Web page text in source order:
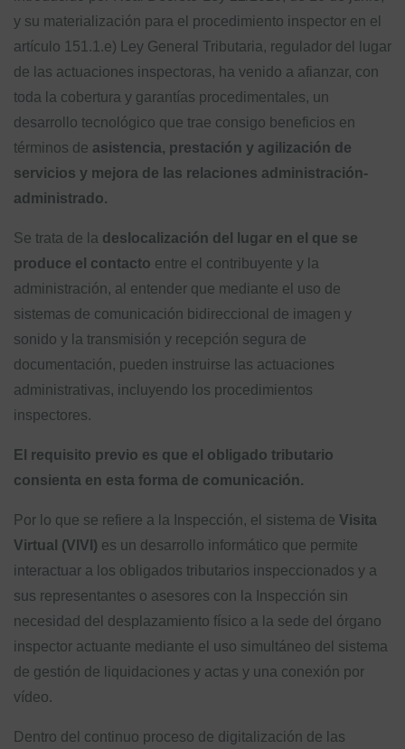
y su materialización para el procedimiento inspector en el
artículo 151.1.e) Ley General Tributaria, regulador del lugar
de las actuaciones inspectoras, ha venido a afianzar, con
toda la cobertura y garantías procedimentales, un
desarrollo tecnológico que trae consigo beneficios en
términos de asistencia, prestación y agilización de
servicios y mejora de las relaciones administración-
administrado.
Se trata de la deslocalización del lugar en el que se
produce el contacto entre el contribuyente y la
administración, al entender que mediante el uso de
sistemas de comunicación bidireccional de imagen y
sonido y la transmisión y recepción segura de
documentación, pueden instruirse las actuaciones
administrativas, incluyendo los procedimientos
inspectores.
El requisito previo es que el obligado tributario
consienta en esta forma de comunicación.
Por lo que se refiere a la Inspección, el sistema de Visita
Virtual (VIVI) es un desarrollo informático que permite
interactuar a los obligados tributarios inspeccionados y a
sus representantes o asesores con la Inspección sin
necesidad del desplazamiento físico a la sede del órgano
inspector actuante mediante el uso simultáneo del sistema
de gestión de liquidaciones y actas y una conexión por
vídeo.
Dentro del continuo proceso de digitalización de las